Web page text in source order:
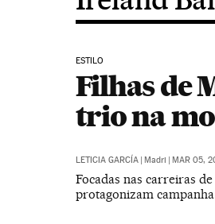
ESTILO
Filhas de
trio na
LETICIA GARCÍA | Madri | MAR 05,
Focadas nas carreiras
protagonizam